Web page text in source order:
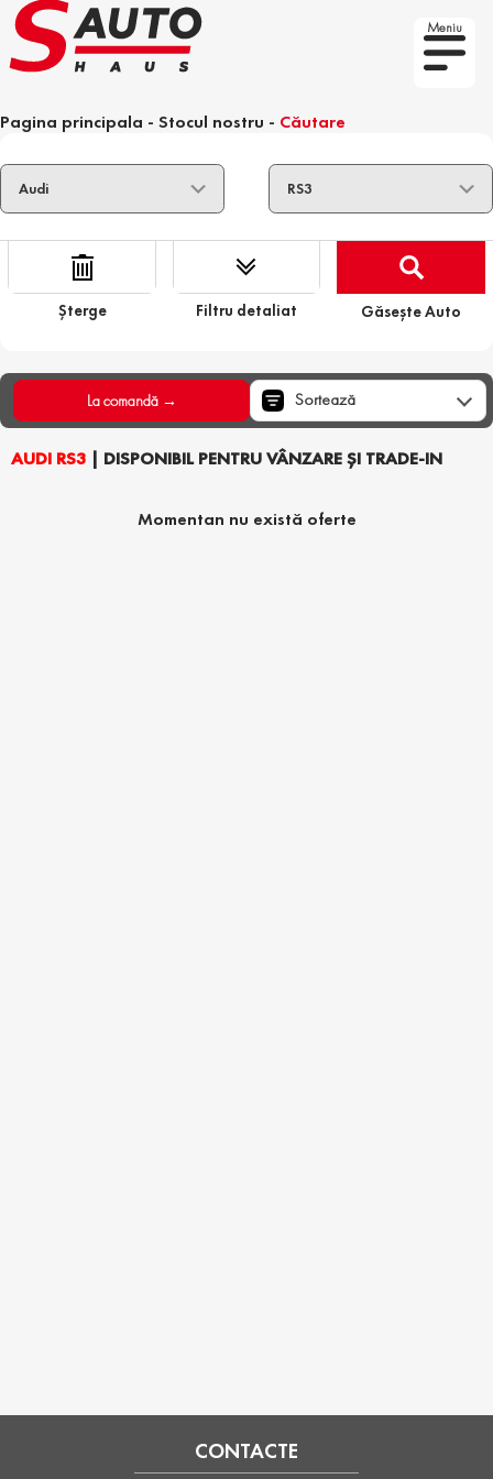
Meniu
Pagina principala - Stocul nostru - Căutare
Șterge Filtru detaliat Găsește Auto
AUDI RS3 | DISPONIBIL PENTRU VÂNZARE ȘI TRADE-IN
La comandă → Sortează
Momentan nu există oferte
CONTACTE